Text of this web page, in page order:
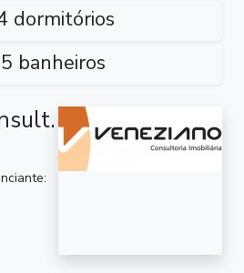
dormitórios
banheiros